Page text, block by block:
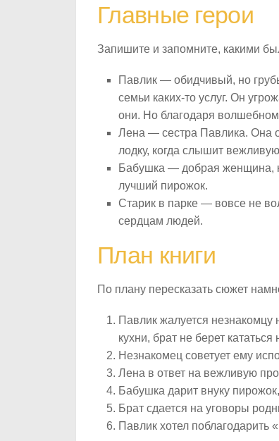
Главные герои
Запишите и запомните, какими
Павлик — обидчивый, но
семьи каких-то услуг. Он
они. Но благодаря
Лена — сестра Павлика. Она
лодку, когда слышит
Бабушка — добрая женщина,
лучший пирожок.
Старик в парке — вовсе не
сердцам людей.
План книги
По плану пересказать сюжет
Павлик жалуется
кухни, брат не берет кататься
Незнакомец советует ему
Лена в ответ на вежливую
Бабушка дарит внуку
Брат сдается на уговоры
Павлик хотел поблагодарить